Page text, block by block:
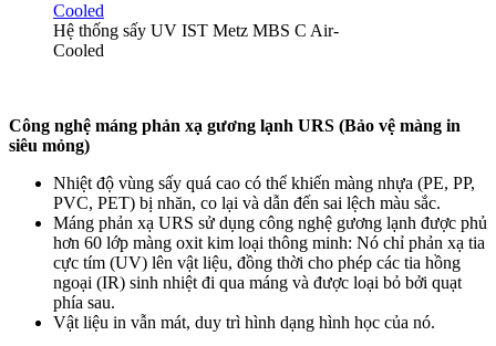
Hệ thống sấy UV IST Metz MBS C Air-
Cooled
Công nghệ máng phản xạ gương lạnh URS (Bảo vệ màng in
siêu mỏng)
Nhiệt độ vùng sấy quá cao có thể khiến màng nhựa (PE, PP,
PVC, PET) bị nhăn, co lại và dẫn đến sai lệch màu sắc.
Máng phản xạ URS sử dụng công nghệ gương lạnh được phủ
hơn 60 lớp màng oxit kim loại thông minh: Nó chỉ phản xạ tia
cực tím (UV) lên vật liệu, đồng thời cho phép các tia hồng
ngoại (IR) sinh nhiệt đi qua máng và được loại bỏ bởi quạt
phía sau.
Vật liệu in vẫn mát, duy trì hình dạng hình học của nó.